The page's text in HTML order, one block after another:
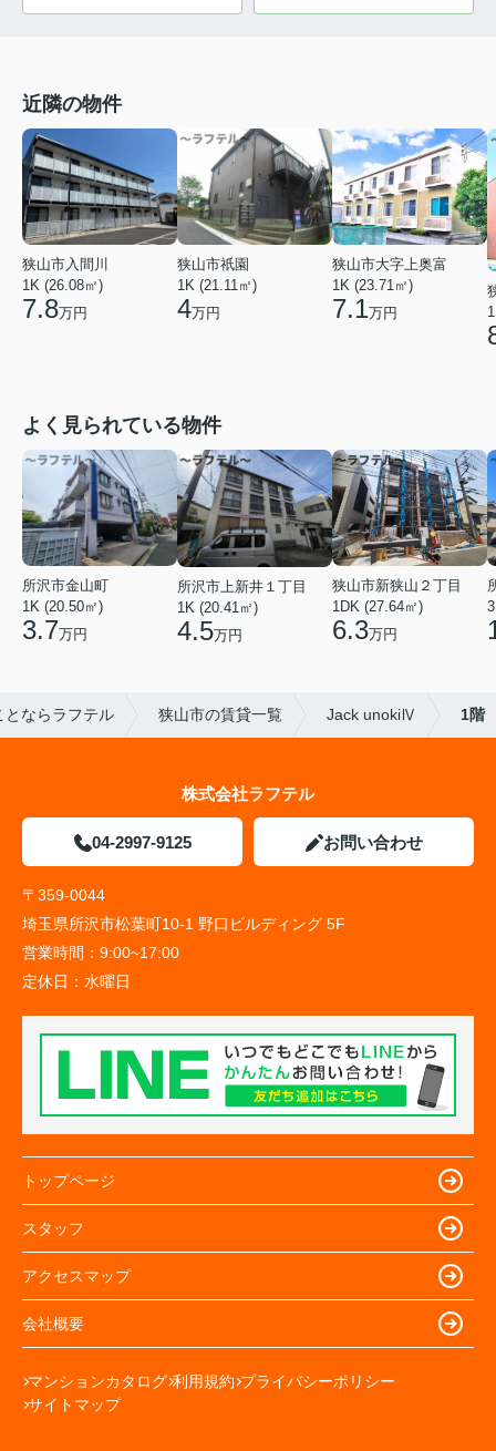
近隣の物件
狭山市入間川
1K (26.08㎡)
7.8万円
狭山市祇園
1K (21.11㎡)
4万円
狭山市大字上奥富
1K (23.71㎡)
7.1万円
よく見られている物件
所沢市金山町
1K (20.50㎡)
3.7万円
所沢市上新井１丁目
1K (20.41㎡)
4.5万円
狭山市新狭山２丁目
1DK (27.64㎡)
6.3万円
とならラフテル 狭山市の賃貸一覧 Jack unokiⅣ 1階
株式会社ラフテル
04-2997-9125 お問い合わせ
〒359-0044
埼玉県所沢市松葉町10-1 野口ビルディング 5F
営業時間： 9:00~17:00
定休日： 水曜日
トップページ
スタッフ
アクセスマップ
会社概要
マンションカタログ 利用規約 プライバシーポリシー
サイトマップ